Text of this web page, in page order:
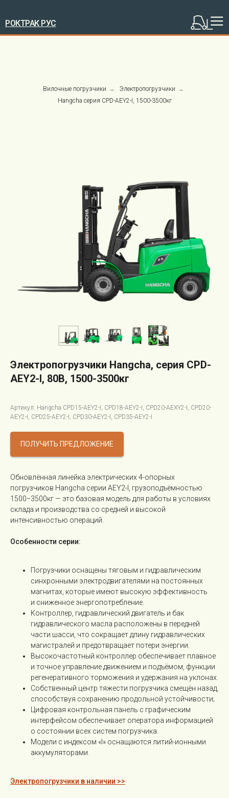
РОКТРАК РУС
Вилочные погрузчики → Электропогрузчики →
Hangcha серия CPD-AEY2-I, 1500-3500кг
Электропогрузчики Hangcha, серия CPD-
AEY2-I, 80В, 1500-3500кг
Артикул: Hangcha CPD15-AEY2-I, CPD18-AEY2-I, CPD20-AEXY2-I, CPD20-
AEY2-I, CPD25-AEY2-I, CPD30-AEY2-I, CPD35-AEY2-I
ПОЛУЧИТЬ ПРЕДЛОЖЕНИЕ
Обновлённая линейка электрических 4-опорных
погрузчиков Hangcha серии AEY2-I, грузоподъёмностью
1500−3500кг — это базовая модель для работы в условиях
склада и производства со средней и высокой
интенсивностью операций.
Особенности серии:
Погрузчики оснащены тяговым и гидравлическим
синхронными электродвигателями на постоянных
магнитах, которые имеют высокую эффективность
и сниженное энергопотребление.
Контроллер, гидравлический двигатель и бак
гидравлического масла расположены в передней
части шасси, что сокращает длину гидравлических
магистралей и предотвращает потери энергии.
Высокочастотный контроллер обеспечивает плавное
и точное управление движением и подъёмом, функции
регенеративного торможения и удержания на уклонах.
Собственный центр тяжести погрузчика смещён назад,
способствуя сохранению продольной устойчивости;
Цифровая контрольная панель с графическим
интерфейсом обеспечивает оператора информацией
о состоянии всех систем погрузчика.
Модели с индексом «I» оснащаются литий-ионными
аккумуляторами.
Электропогрузчики в наличии >>